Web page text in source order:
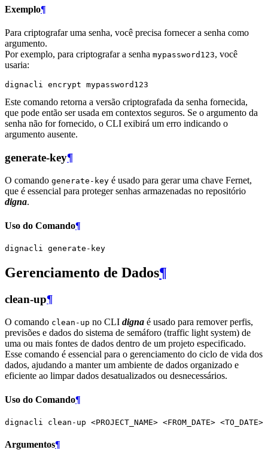
Exemplo¶
Para criptografar uma senha, você precisa fornecer a senha como
argumento.
Por exemplo, para criptografar a senha mypassword123, você
usaria:
dignacli encrypt
Este comando retorna a versão criptografada da senha fornecida,
que pode então ser usada em contextos seguros. Se o argumento da
senha não for fornecido, o CLI exibirá um erro indicando o
argumento ausente.
generate-key¶
O comando generate-key é usado para gerar uma chave Fernet,
que é essencial para proteger senhas armazenadas no repositório
digna.
Uso do Comando¶
dignacli
Gerenciamento de Dados¶
clean-up¶
O comando clean-up no CLI digna é usado para remover perfis,
previsões e dados do sistema de semáforo (traffic light system) de
uma ou mais fontes de dados dentro de um projeto especificado.
Esse comando é essencial para o gerenciamento do ciclo de vida dos
dados, ajudando a manter um ambiente de dados organizado e
eficiente ao limpar dados desatualizados ou desnecessários.
Uso do Comando¶
dignacli clean-up <PROJECT_NAME> <FROM_DATE> <TO_DATE>
Argumentos¶